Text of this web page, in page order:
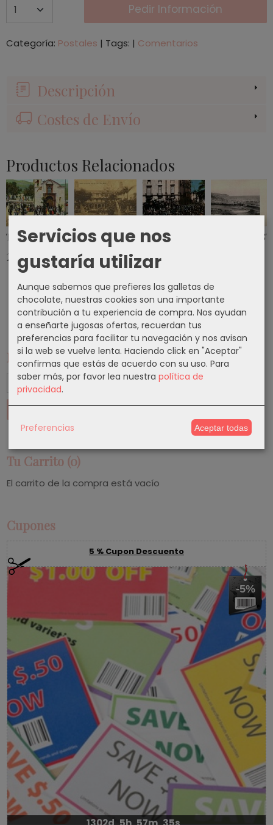
Marcas
Tu Carrito (0)
El carrito de la compra está vacío
Cupones
5 % Cupon Descuento
-5%
Pedir Información
Categoría: Postales | Tags: | Comentarios
Descripción
Costes de Envío
Productos Relacionados
TARJETA POSTAL LAS PALMAS DE GRAN...
23,54 €
TARJETA POSTAL - LAS PALMAS DE GRAN...
10,70 €
TARJETA POSTAL ENTRADA
6,42 €
TARJETA
Servicios que nos
gustaría utilizar
Aunque sabemos que prefieres las galletas de
chocolate, nuestras cookies son una importante
contribución a tu experiencia de compra. Nos ayudan
a enseñarte jugosas ofertas, recuerdan tus
preferencias para facilitar tu navegación y nos avisan
si la web se vuelve lenta. Haciendo click en "Aceptar"
confirmas que estás de acuerdo con su uso. Para
saber más, por favor lea nuestra política de
privacidad.
Preferencias Aceptar todas